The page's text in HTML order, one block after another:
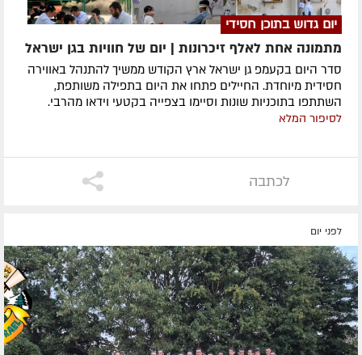
יום גדוש בתוכן חסידי
מתמונה אחת לאלף זיכרונות | יום של חוויות בגן ישראל
סדר היום בקעמפ גן ישראל ארץ הקודש ממשיך להתנהל באווירה
חסידית מיוחדת. החיילים פתחו את היום בתפילה משותפת,
השתתפו בתוכניות שונות וסיימו בצפייה בקטעי וידאו מהרבי.
לסיפור המלא
לכתבה
לפני יום